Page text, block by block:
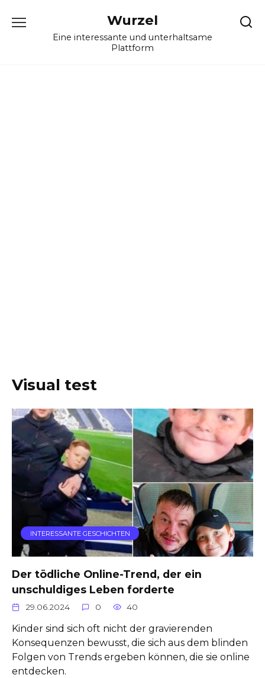
Wurzel
Eine interessante und unterhaltsame
Plattform
Visual test
INTERESSANTE GESCHICHTEN
Der tödliche Online-Trend, der ein
unschuldiges Leben forderte
29.06.2024 0 40
Kinder sind sich oft nicht der gravierenden
Konsequenzen bewusst, die sich aus dem blinden
Folgen von Trends ergeben können, die sie online
entdecken.